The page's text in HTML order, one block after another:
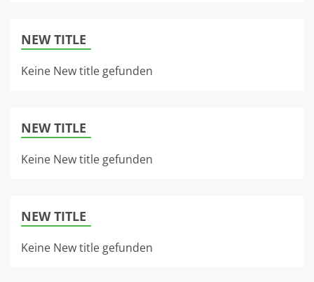
NEW TITLE
Keine New title gefunden
NEW TITLE
Keine New title gefunden
NEW TITLE
Keine New title gefunden